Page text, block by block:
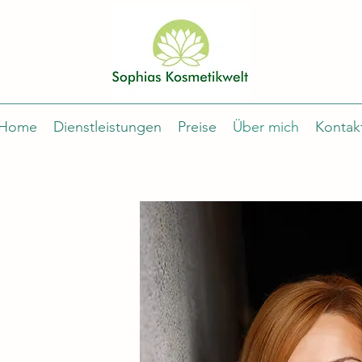
Dienstleistungen Preise Über mich